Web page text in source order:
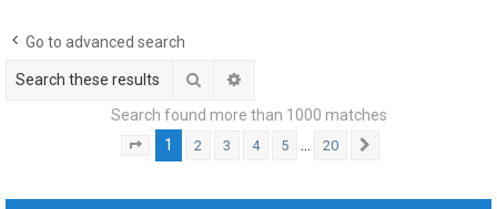
Go to advanced search
Search
Search found more than 1000 matches
Page of 20
1 2 3 4 5 20